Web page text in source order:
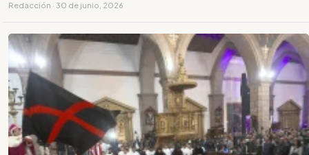
Redacción · 30 de junio, 2026